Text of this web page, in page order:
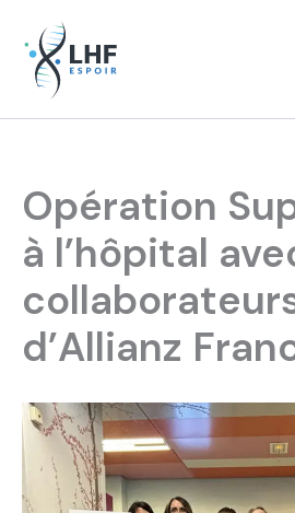
contenu
Opération
à l’hôpital
d’Allianz